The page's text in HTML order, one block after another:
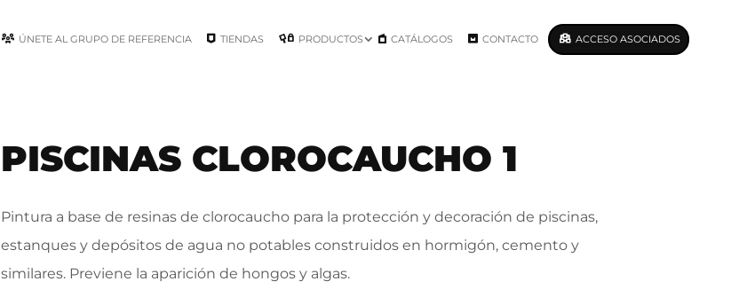
ÚNETE AL GRUPO DE REFERENCIA TIENDAS PRODUCTOS CATÁLOGOS CONTACTO ACCESO ASOCIADOS
PISCINAS CLOROCAUCHO 1
Pintura a base de resinas de clorocaucho para la protección y decoración de piscinas,
estanques y depósitos de agua no potables construidos en hormigón, cemento y
similares. Previene la aparición de hongos y algas.